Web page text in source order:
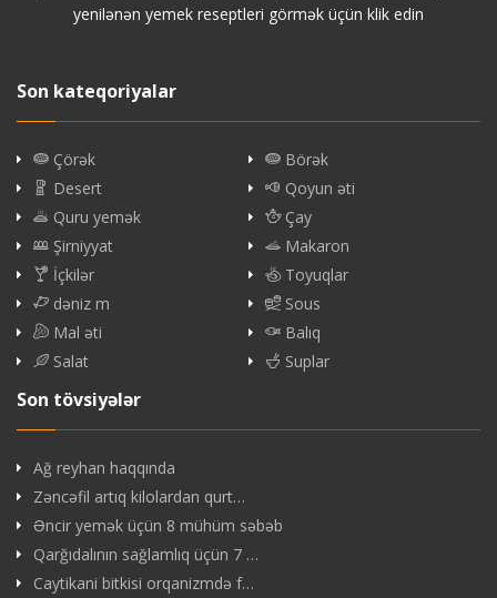
yenilənən yemek reseptleri görmək üçün klik edin
Son kateqoriyalar
Çörək
Börək
Desert
Qoyun əti
Quru yemək
Çay
Şirniyyat
Makaron
İçkilər
Toyuqlar
dəniz m
Sous
Mal əti
Balıq
Salat
Suplar
Son tövsiyələr
Ağ reyhan haqqında
Zəncəfil artıq kilolardan qurt…
Əncir yemək üçün 8 mühüm səbəb
Qarğıdalının sağlamlıq üçün 7 …
Caytikani bitkisi orqanizmdə f…